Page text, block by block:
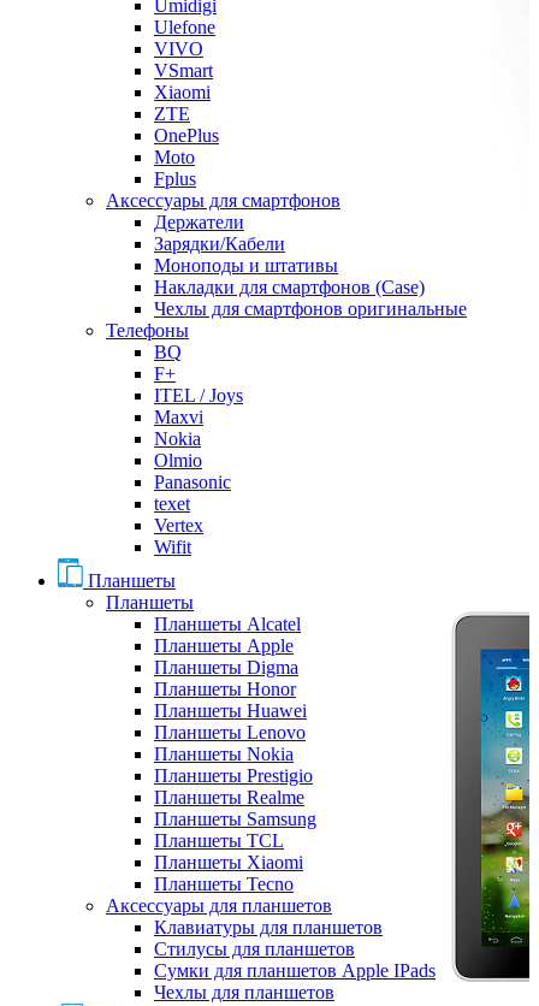
Umidigi
Ulefone
VIVO
VSmart
Xiaomi
ZTE
OnePlus
Moto
Fplus
Аксессуары для смартфонов
Держатели
Зарядки/Кабели
Моноподы и штативы
Накладки для смартфонов (Case)
Чехлы для смартфонов оригинальные
Телефоны
BQ
F+
ITEL / Joys
Maxvi
Nokia
Olmio
Panasonic
texet
Vertex
Wifit
Планшеты
Планшеты
Планшеты Alcatel
Планшеты Apple
Планшеты Digma
Планшеты Honor
Планшеты Huawei
Планшеты Lenovo
Планшеты Nokia
Планшеты Prestigio
Планшеты Realme
Планшеты Samsung
Планшеты TCL
Планшеты Xiaomi
Планшеты Tecno
Аксессуары для планшетов
Клавиатуры для планшетов
Стилусы для планшетов
Сумки для планшетов Apple IPads
Чехлы для планшетов